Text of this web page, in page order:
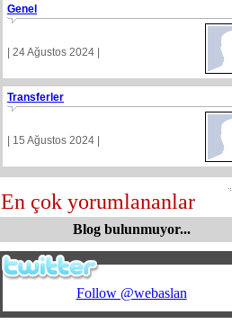
Genel
| 24 Ağustos 2024 |
Transferler
| 15 Ağustos 2024 |
En çok yorumlananlar
Blog bulunmuyor...
Follow @webaslan